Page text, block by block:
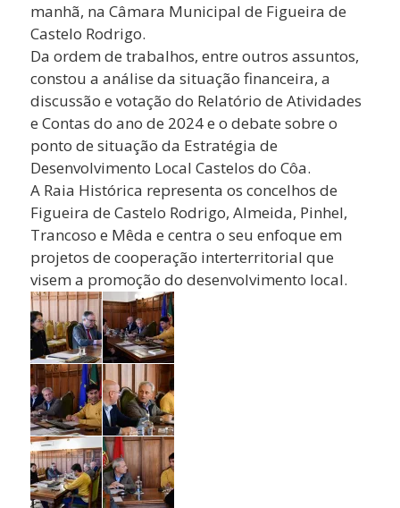
manhã, na Câmara Municipal de Figueira de
Castelo Rodrigo.
Da ordem de trabalhos, entre outros assuntos,
constou a análise da situação financeira, a
discussão e votação do Relatório de Atividades
e Contas do ano de 2024 e o debate sobre o
ponto de situação da Estratégia de
Desenvolvimento Local Castelos do Côa.
A Raia Histórica representa os concelhos de
Figueira de Castelo Rodrigo, Almeida, Pinhel,
Trancoso e Mêda e centra o seu enfoque em
projetos de cooperação interterritorial que
visem a promoção do desenvolvimento local.